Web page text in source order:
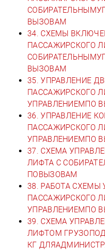
ВЫЗОВАМ
34. СХЕМЫ
ПАССАЖИРСКОГО
ВЫЗОВАМ
35. УПРАВЛЕНИЕ
ПАССАЖИРСКОГО
УПРАВЛЕНИЕМПО
36. УПРАВЛЕНИЕ
ПАССАЖИРСКОГО
УПРАВЛЕНИЕМПО
37. СХЕМА
ЛИФТА С
ПОВЫЗОВАМ
38. РАБОТА СХЕМЫ
ПАССАЖИРСКОГО
УПРАВЛЕНИЕМПО
39. СХЕМА
ЛИФТОМ
КГ